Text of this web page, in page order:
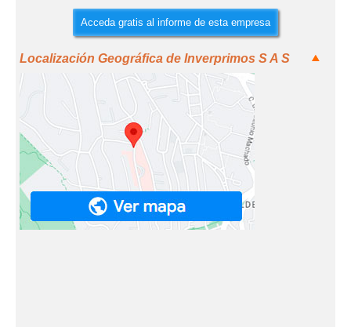
Acceda gratis al informe de esta empresa
Localización Geográfica de Inverprimos S A S